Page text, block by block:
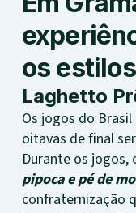
os
Laghetto
Os jogos do
oitavas de final
Durante os jogos,
pipoca e pé de
confraternização